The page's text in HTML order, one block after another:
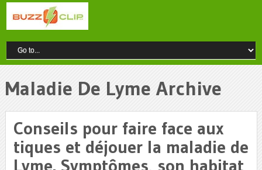
Maladie De Lyme Archive
Conseils pour faire face aux
tiques et déjouer la maladie de
Lyme. Symptômes, son habitat